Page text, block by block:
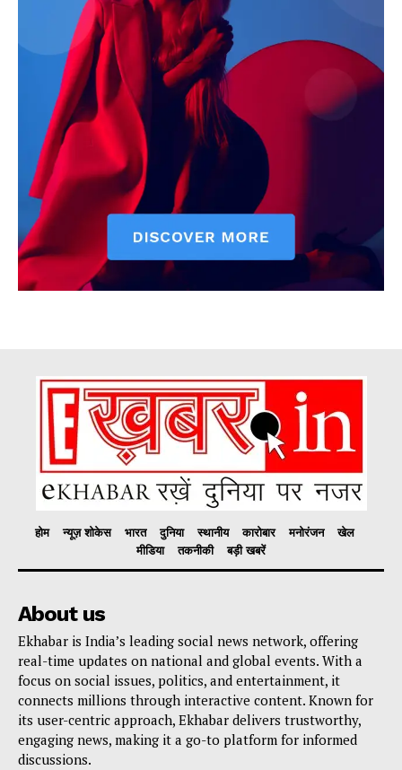
My account
होम न्यूज़ शोकेस भारत दुनिया स्थानीय कारोबार मनोरंजन
खेल
मीडिया
तकनीकी बड़ी खबरें
About us
Ekhabar is India’s leading social news network, offering
real-time updates on national and global events. With a
focus on social issues, politics, and entertainment, it
connects millions through interactive content. Known for
its user-centric approach, Ekhabar delivers trustworthy,
engaging news, making it a go-to platform for informed
discussions.